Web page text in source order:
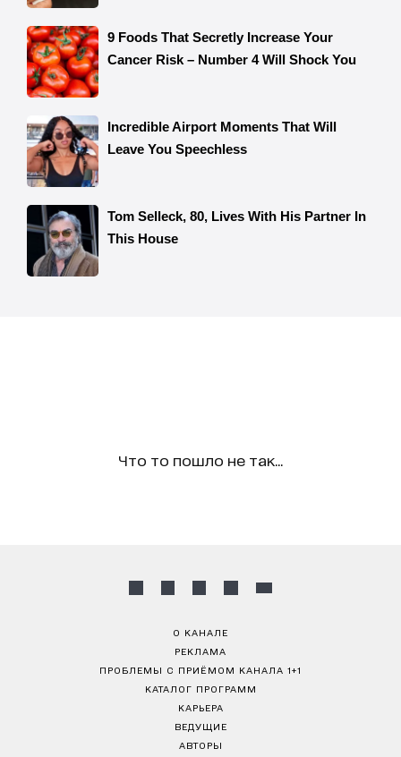
Что то пошло не так...
О КАНАЛЕ
РЕКЛАМА
ПРОБЛЕМЫ С ПРИЁМОМ КАНАЛА 1+1
КАТАЛОГ ПРОГРАММ
КАРЬЕРА
ВЕДУЩИЕ
АВТОРЫ